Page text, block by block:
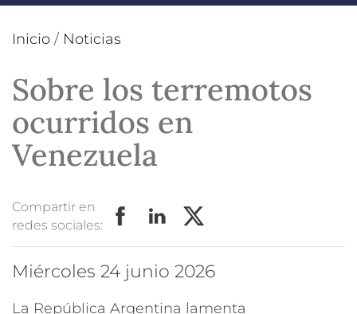
Inicio / Noticias
Sobre los terremotos
ocurridos en
Venezuela
Compartir en
redes sociales:
miércoles 24 junio 2026
La República Argentina lamenta